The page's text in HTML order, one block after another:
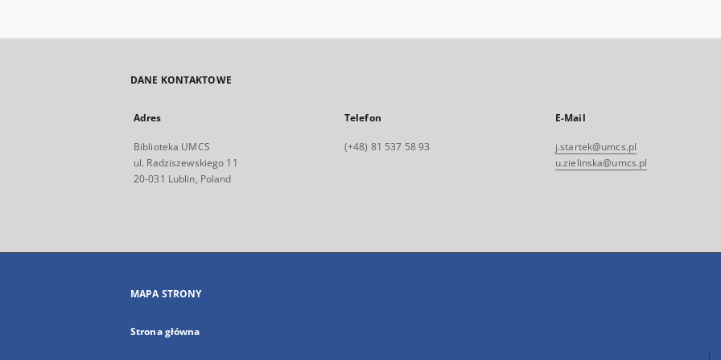
DANE KONTAKTOWE
Adres
Biblioteka UMCS
ul. Radziszewskiego 11
20-031 Lublin, Poland
Telefon
(+48) 81 537 58 93
E-Mail
j.startek@umcs.pl
u.zielinska@umcs.pl
MAPA STRONY
Strona główna